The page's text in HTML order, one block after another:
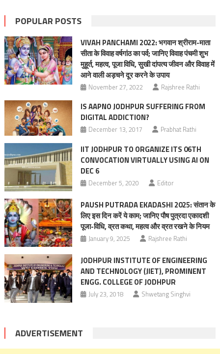
POPULAR POSTS
VIVAH PANCHAMI 2022: भगवान श्रीराम-माता
सीता के विवाह वर्षगांठ का पर्व; जानिए विवाह पंचमी शुभ
मुहूर्त, महत्‍व, पूजा विधि, सुखी दांपत्य जीवन और विवाह में
आने वाली अड़चने दूर करने के उपाय
November 27, 2022 Rajshree Rathi
IS AAPNO JODHPUR SUFFERING FROM
DIGITAL ADDICTION?
December 13, 2017 Prabhat Rathi
IIT JODHPUR TO ORGANIZE ITS 06TH
CONVOCATION VIRTUALLY USING AI ON
DEC 6
December 5, 2020 Editor
PAUSH PUTRADA EKADASHI 2025: संतान के
लिए इस दिन करें ये काम; जानिए पौष पुत्रदा एकादशी
पूजा-विधि, व्रत कथा, महत्व और व्रत रखने के नियम
January 9, 2025 Rajshree Rathi
JODHPUR INSTITUTE OF ENGINEERING
AND TECHNOLOGY (JIET), PROMINENT
ENGG. COLLEGE OF JODHPUR
July 23, 2018 Shwetang Singhvi
ADVERTISEMENT